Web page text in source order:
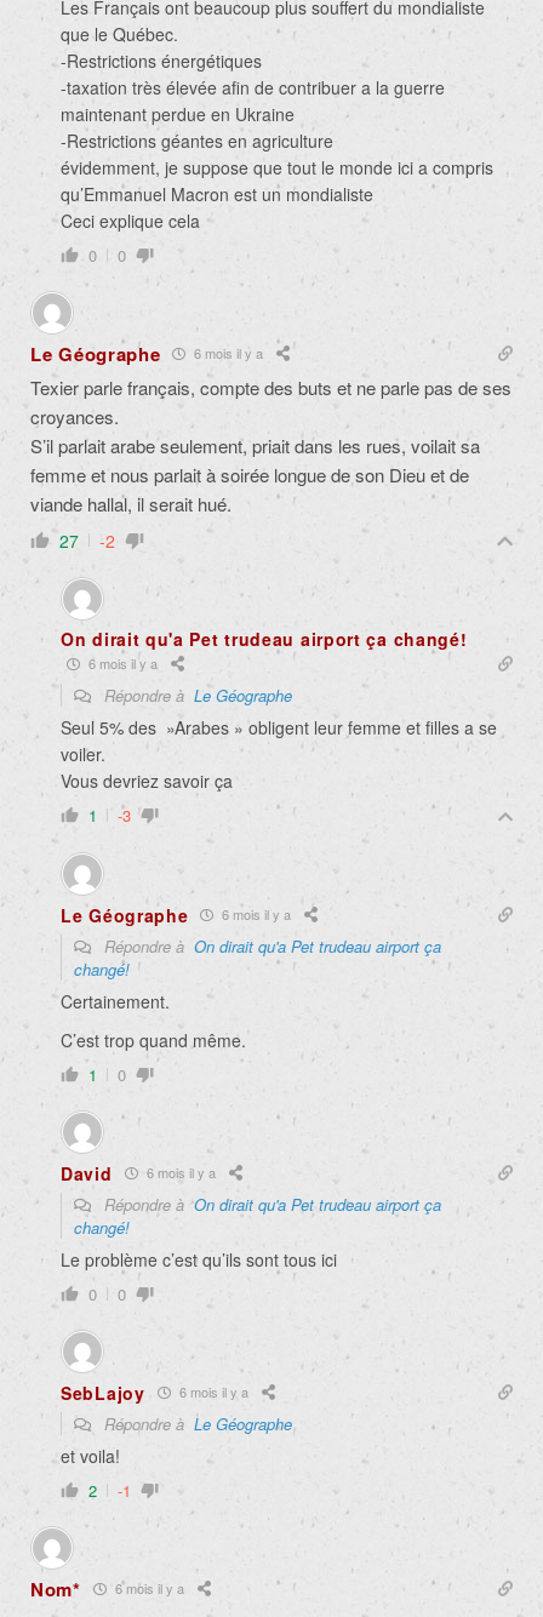
Les Français ont beaucoup plus souffert du mondialiste
que le Québec.
-Restrictions énergétiques
-taxation très élevée afin de contribuer a la guerre
maintenant perdue en Ukraine
-Restrictions géantes en agriculture
évidemment, je suppose que tout le monde ici a compris
qu’Emmanuel Macron est un mondialiste
Ceci explique cela
0 0
Le Géographe 6 mois il y a
Texier parle français, compte des buts et ne parle pas de ses
croyances.
S’il parlait arabe seulement, priait dans les rues, voilait sa
femme et nous parlait à soirée longue de son Dieu et de
viande hallal, il serait hué.
27 -2
On dirait qu'a Pet trudeau airport ça changé!
6 mois il y a
Répondre à Le Géographe
Seul 5% des »Arabes » obligent leur femme et filles a se
voiler.
Vous devriez savoir ça
1 -3
Le Géographe 6 mois il y a
Répondre à On dirait qu'a Pet trudeau airport ça
changé!
Certainement.
C’est trop quand même.
1 0
David 6 mois il y a
Répondre àOn dirait qu'a Pet trudeau airport ça
changé!
Le problème c’est qu’ils sont tous ici
0 0
SebLajoy 6 mois il y a
Répondre à Le Géographe
et voila!
2 -1
Nom* 6 mois il y a